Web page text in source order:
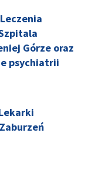
Górze oraz
psychiatrii